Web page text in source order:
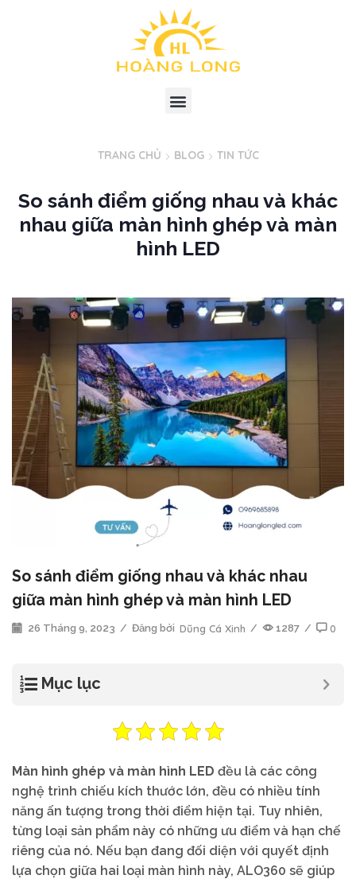
TRANG CHỦ BLOG TIN TỨC
So sánh điểm giống nhau và khác
nhau giữa màn hình ghép và màn
hình LED
So sánh điểm giống nhau và khác nhau
giữa màn hình ghép và màn hình LED
26 Tháng 9, 2023 / Đăng bởi Dũng Cá Xinh / 1287 / 0
Mục lục
Màn hình ghép và màn hình LED đều là các công
nghệ trình chiếu kích thước lớn, đều có nhiều tính
năng ấn tượng trong thời điểm hiện tại. Tuy nhiên,
từng loại sản phẩm này có những ưu điểm và hạn chế
riêng của nó. Nếu bạn đang đối diện với quyết định
lựa chọn giữa hai loại màn hình này, ALO360 sẽ giúp